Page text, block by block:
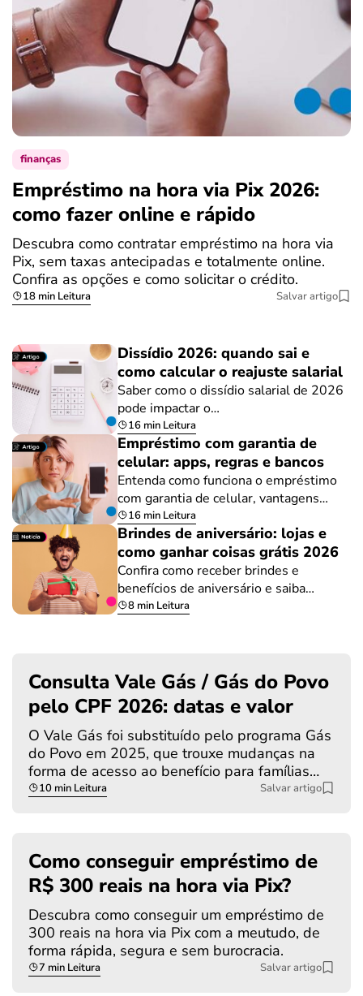
finanças
Empréstimo na hora via Pix 2026:
como fazer online e rápido
Descubra como contratar empréstimo na hora via
Pix, sem taxas antecipadas e totalmente online.
Confira as opções e como solicitar o crédito.
18 min Leitura Salvar artigo
Dissídio 2026: quando sai e
como calcular o reajuste salarial
Saber como o dissídio salarial de 2026
pode impactar o…
16 min Leitura
Empréstimo com garantia de
celular: apps, regras e bancos
Entenda como funciona o empréstimo
com garantia de celular, vantagens…
16 min Leitura
Brindes de aniversário: lojas e
como ganhar coisas grátis 2026
Confira como receber brindes e
benefícios de aniversário e saiba…
8 min Leitura
Consulta Vale Gás / Gás do Povo
pelo CPF 2026: datas e valor
O Vale Gás foi substituído pelo programa Gás
do Povo em 2025, que trouxe mudanças na
forma de acesso ao benefício para famílias…
10 min Leitura Salvar artigo
Como conseguir empréstimo de
R$ 300 reais na hora via Pix?
Descubra como conseguir um empréstimo de
300 reais na hora via Pix com a meutudo, de
forma rápida, segura e sem burocracia.
7 min Leitura Salvar artigo